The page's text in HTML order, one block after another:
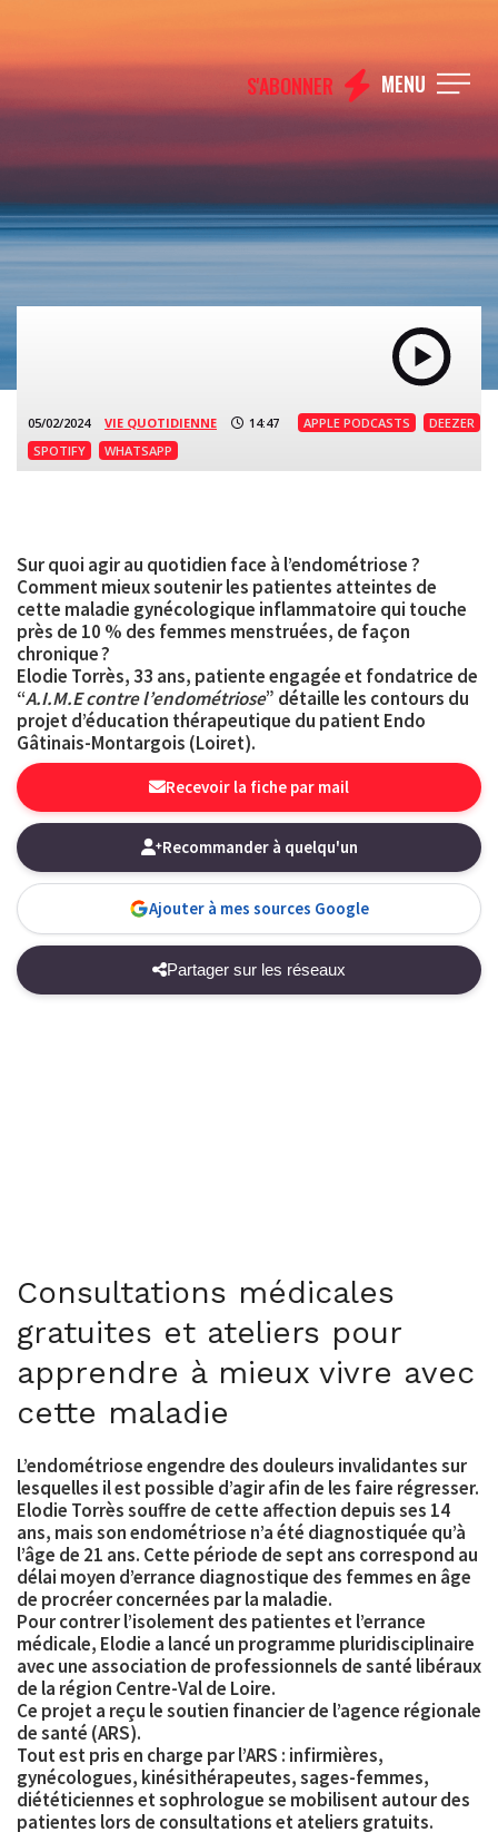
S'ABONNER MENU
05/02/2024 VIE QUOTIDIENNE 14:47 APPLE PODCASTS
DEEZER
SPOTIFY
WHATSAPP
Sur quoi agir au quotidien face à l’endométriose ?
Comment mieux soutenir les patientes atteintes de
cette maladie gynécologique inflammatoire qui touche
près de 10 % des femmes menstruées, de façon
chronique ?
Elodie Torrès, 33 ans, patiente engagée et fondatrice de
“A.I.M.E contre l’endométriose” détaille les contours du
projet d’éducation thérapeutique du patient Endo
Gâtinais-Montargois (Loiret).
Recevoir la fiche par mail
Recommander à quelqu'un
Ajouter à mes sources Google
Partager sur les réseaux
Consultations médicales
gratuites et ateliers pour
apprendre à mieux vivre avec
cette maladie
L’endométriose engendre des douleurs invalidantes sur
lesquelles il est possible d’agirafin de les faire régresser.
Elodie Torrès souffre de cette affection depuis ses 14
ans, mais son endométriose n’a été diagnostiquée qu’à
l’âge de 21 ans. Cette période de sept ans correspond au
délai moyen d’errance diagnostique des femmes en âge
de procréer concernées par la maladie.
Pour contrer l’isolement des patientes et l’errance
médicale, Elodie a lancé un programme pluridisciplinaire
avec une association de professionnels de santé libéraux
de la région Centre-Val de Loire.
Ce projet a reçu le soutien financier de l’agence régionale
de santé (ARS).
Tout est pris en charge par l’ARS : infirmières,
gynécologues, kinésithérapeutes, sages-femmes,
diététiciennes et sophrologuese mobilisent autour des
patientes lors de consultations et ateliers gratuits.